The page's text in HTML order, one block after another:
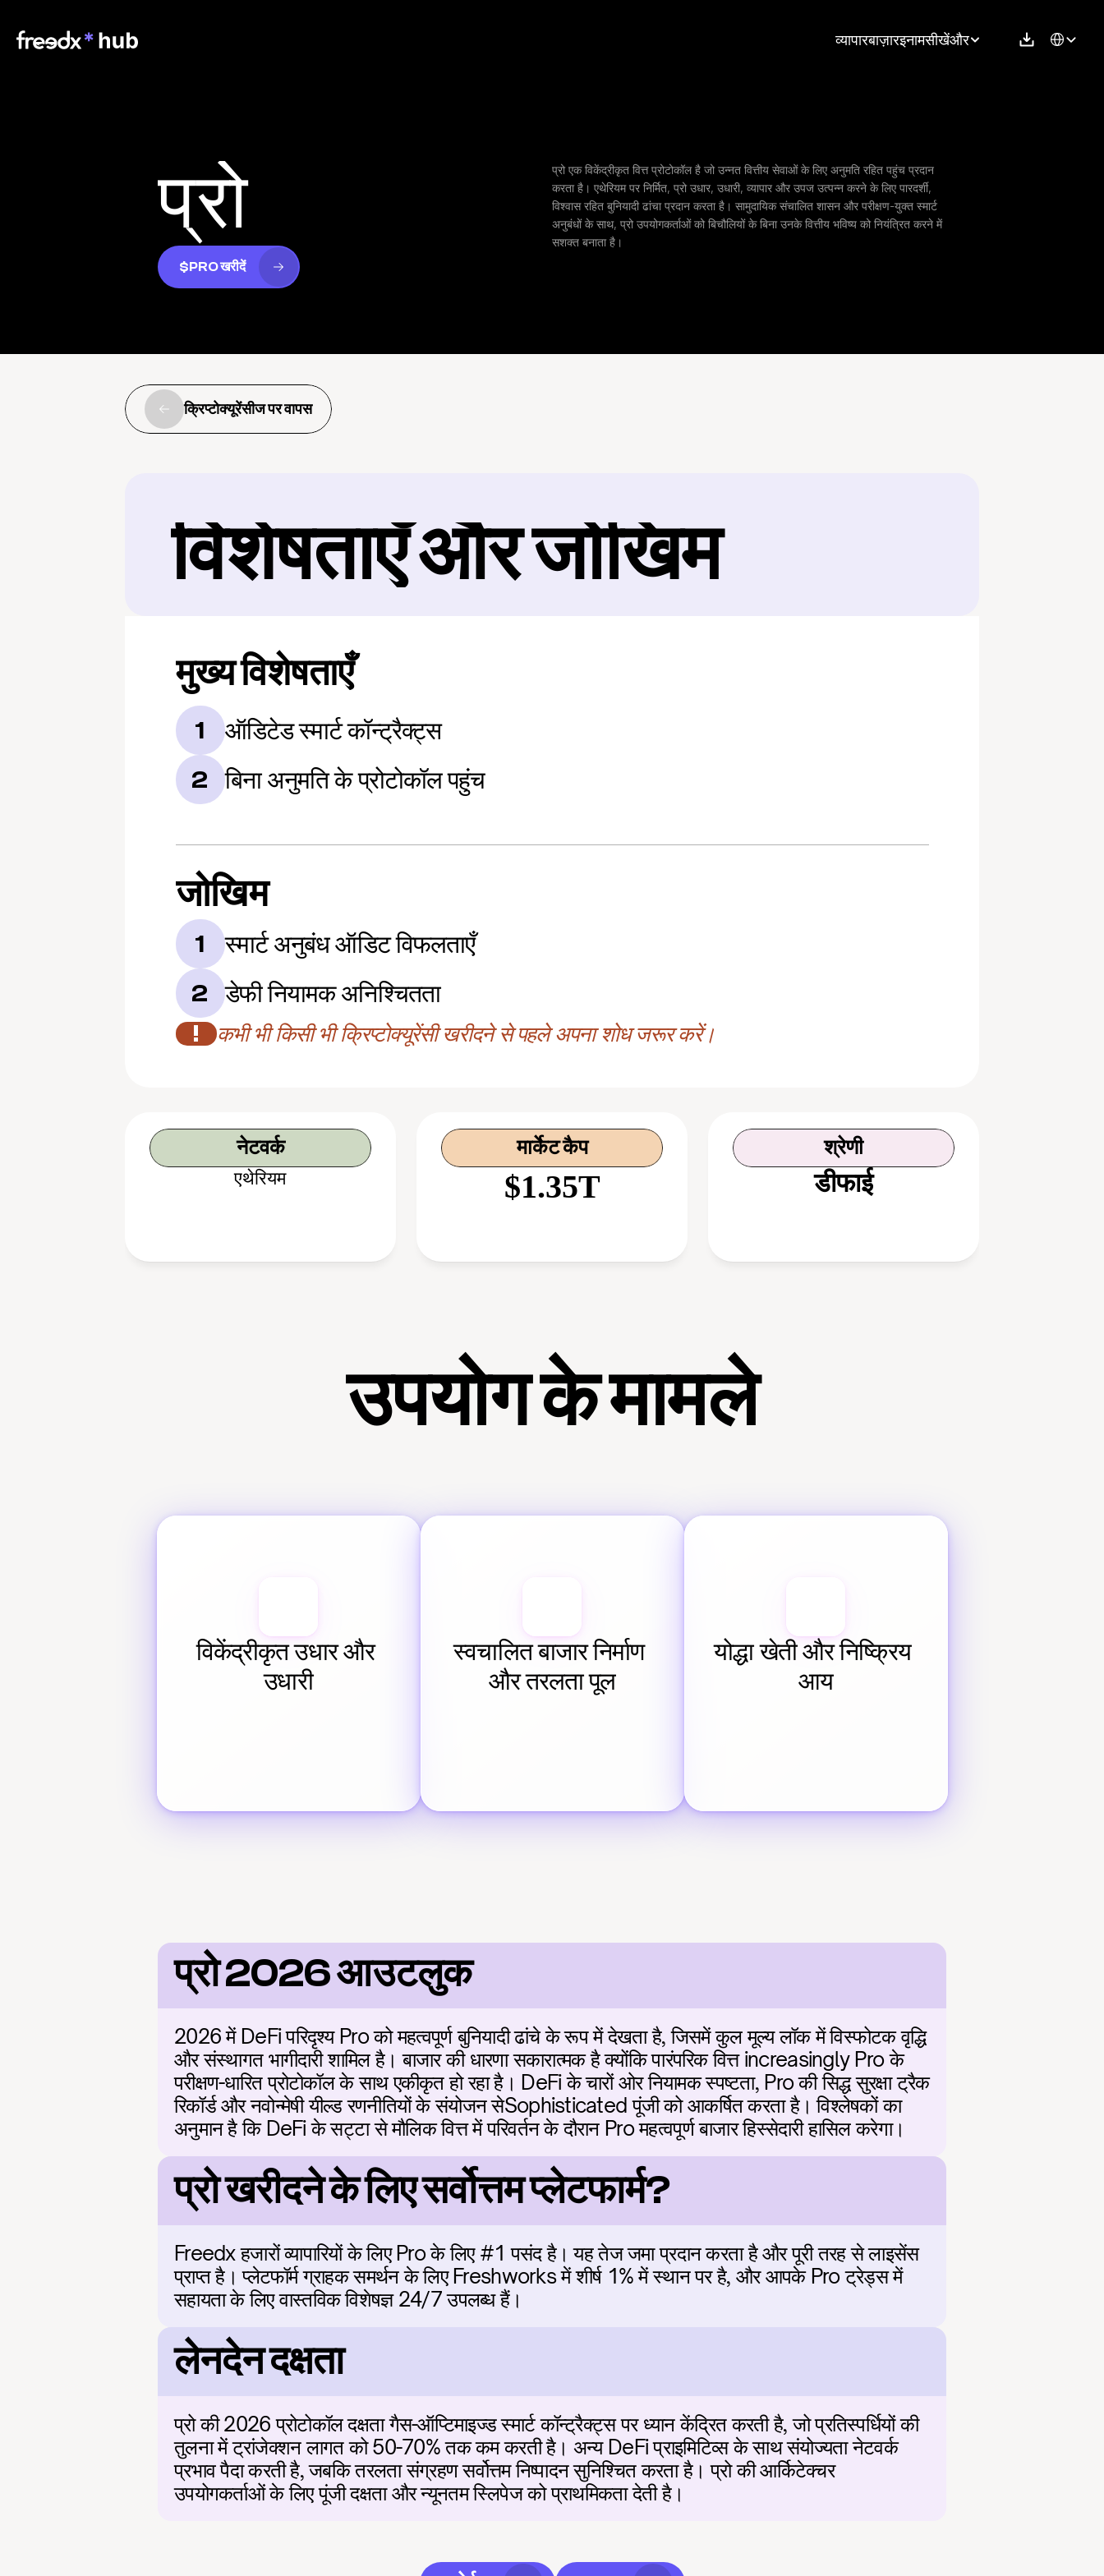
व्यापारबाज़ारइनामसीखेंऔर Select
प्रो
$PRO खरीदें
प्रो एक विकेंद्रीकृत वित्त प्रोटोकॉल है जो उन्नत वित्तीय सेवाओं के लिए अनुमति रहित पहुंच प्रदान
करता है। एथेरियम पर निर्मित, प्रो उधार, उधारी, व्यापार और उपज उत्पन्न करने के लिए पारदर्शी,
विश्वास रहित बुनियादी ढांचा प्रदान करता है। सामुदायिक संचालित शासन और परीक्षण-युक्त स्मार्ट
अनुबंधों के साथ, प्रो उपयोगकर्ताओं को बिचौलियों के बिना उनके वित्तीय भविष्य को नियंत्रित करने में
सशक्त बनाता है।
क्रिप्टोक्यूरेंसीज पर वापस
विशेषताएँ और जोखिम
मुख्य विशेषताएँ
1 ऑडिटेड स्मार्ट कॉन्ट्रैक्ट्स
2 बिना अनुमति के प्रोटोकॉल पहुंच
जोखिम
1 स्मार्ट अनुबंध ऑडिट विफलताएँ
2 डेफी नियामक अनिश्चितता
! कभी भी किसी भी क्रिप्टोक्यूरेंसी खरीदने से पहले अपना शोध जरूर करें।
नेटवर्क
एथेरियम
मार्केट कैप
$1.35T
श्रेणी
डीफाई
उपयोग के मामले
विकेंद्रीकृत उधार और
उधारी
स्वचालित बाजार निर्माण
और तरलता पूल
योद्धा खेती और निष्क्रिय
आय
प्रो 2026 आउटलुक
2026 में DeFi परिदृश्य Pro को महत्वपूर्ण बुनियादी ढांचे के रूप में देखता है, जिसमें कुल मूल्य लॉक में विस्फोटक वृद्धि
और संस्थागत भागीदारी शामिल है। बाजार की धारणा सकारात्मक है क्योंकि पारंपरिक वित्त increasingly Pro के
परीक्षण-धारित प्रोटोकॉल के साथ एकीकृत हो रहा है। DeFi के चारों ओर नियामक स्पष्टता, Pro की सिद्ध सुरक्षा ट्रैक
रिकॉर्ड और नवोन्मेषी यील्ड रणनीतियों के संयोजन सेSophisticated पूंजी को आकर्षित करता है। विश्लेषकों का
अनुमान है कि DeFi के सट्टा से मौलिक वित्त में परिवर्तन के दौरान Pro महत्वपूर्ण बाजार हिस्सेदारी हासिल करेगा।
प्रो खरीदने के लिए सर्वोत्तम प्लेटफार्म?
Freedx हजारों व्यापारियों के लिए Pro के लिए #1 पसंद है। यह तेज जमा प्रदान करता है और पूरी तरह से लाइसेंस
प्राप्त है। प्लेटफॉर्म ग्राहक समर्थन के लिए Freshworks में शीर्ष 1% में स्थान पर है, और आपके Pro ट्रेड्स में
सहायता के लिए वास्तविक विशेषज्ञ 24/7 उपलब्ध हैं।
लेनदेन दक्षता
प्रो की 2026 प्रोटोकॉल दक्षता गैस-ऑप्टिमाइज्ड स्मार्ट कॉन्ट्रैक्ट्स पर ध्यान केंद्रित करती है, जो प्रतिस्पर्धियों की
तुलना में ट्रांजेक्शन लागत को 50-70% तक कम करती है। अन्य DeFi प्राइमिटिव्स के साथ संयोज्यता नेटवर्क
प्रभाव पैदा करती है, जबकि तरलता संग्रहण सर्वोत्तम निष्पादन सुनिश्चित करता है। प्रो की आर्किटेक्चर
उपयोगकर्ताओं के लिए पूंजी दक्षता और न्यूनतम स्लिपेज को प्राथमिकता देती है।